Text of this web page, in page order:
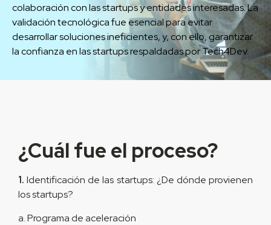
colaboración con las startups y entidades interesadas. La
validación tecnológica fue esencial para evitar
desarrollar soluciones ineficientes, y, con ello, garantizar
la confianza en las startups respaldadas por Tech4Dev.
¿Cuál fue el proceso?
1. Identificación de las startups: ¿De dónde provienen
los startups?
a. Programa de aceleración